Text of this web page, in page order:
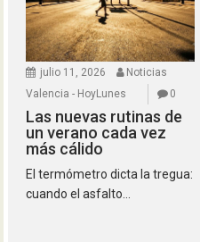
julio 11, 2026
Noticias
Valencia - HoyLunes
0
Las nuevas rutinas de
un verano cada vez
más cálido
El termómetro dicta la tregua:
cuando el asfalto...